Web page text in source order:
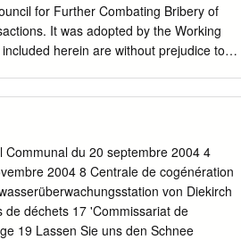
Fir Iech awer schnell an Ärer neier
du citoyen“ opmierksam ze liesen.
for Further Combating Bribery of
It was adopted by the Working
herein are without prejudice to
7 1. The
7
8 3. Economic
8 4.
Communal du 20 septembre 2004 4
2004 8 Centrale de cogénération
von Diekirch
de déchets 17 'Commissariat de
19 Lassen Sie uns den Schnee